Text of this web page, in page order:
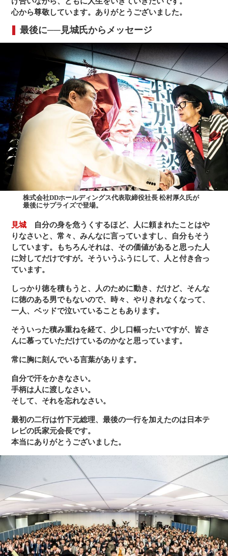
心から尊敬しています。ありがとうございました。
最後に──見城氏からメッセージ
株式会社DDホールディングス代表取締役社長 松村厚久氏が
最後にサプライズで登場。
見城 自分の身を危うくするほど、人に頼まれたことはや
りなさいと、常々、みんなに言っていますし、自分もそう
しています。もちろんそれは、その価値があると思った人
に対してだけですが。そういうふうにして、人と付き合っ
ています。
しっかり徳を積もうと、人のために動き、だけど、そんな
に徳のある男でもないので、時々、やりきれなくなって、
一人、ベッドで泣いていることもあります。
そういった積み重ねを経て、少し口幅ったいですが、皆さ
んに慕っていただけているのかなと思っています。
常に胸に刻んでいる言葉があります。
自分で汗をかきなさい。
手柄は人に渡しなさい。
そして、それを忘れなさい。
最初の二行は竹下元総理、最後の一行を加えたのは日本テ
レビの氏家元会長です。
本当にありがとうございました。